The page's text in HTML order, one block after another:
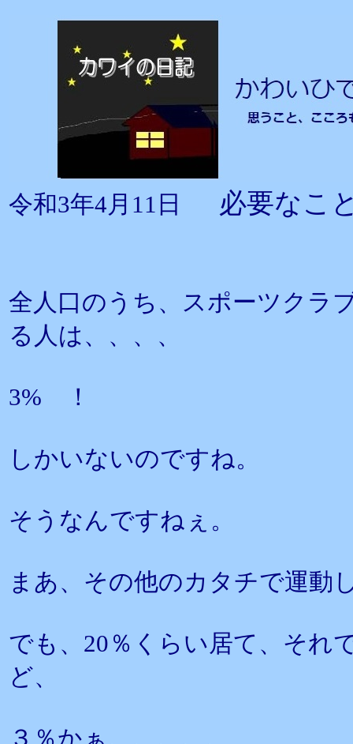
令和3年4月11日 必要なこ
全人口のうち、スポーツクラ
る人は、、、、
3% ！
しかいないのですね。
そうなんですねぇ。
まあ、その他のカタチで運動
でも、20％くらい居て、それ
ど、
３％かぁ、、、、、